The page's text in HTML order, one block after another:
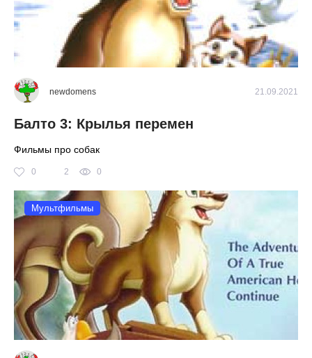
newdomens 21.09.2021
Балто 3: Крылья перемен
Фильмы про собак
0 2 0
Мультфильмы